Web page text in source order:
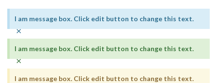
I am message box. Click edit button to change this text.
×
I am message box. Click edit button to change this text.
×
I am message box. Click edit button to change this text.